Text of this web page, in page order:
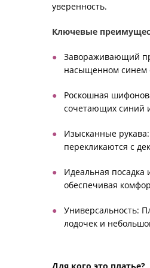
уверенность.
Ключевые
Завораживающий
насыщенном синем
Роскошная
сочетающих синий
Изысканные
перекликаются с
Идеальная посадка
обеспечивая
Универсальность:
лодочек и